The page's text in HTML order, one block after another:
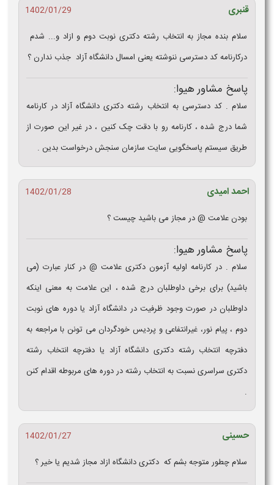
قنبری
1402/01/29
سلام بنده مجاز به انتخاب رشته دکتری نوبت دوم و ازاد و... شدم
درکارنامه کد دسترسی ننوشته یعنی امسال دانشگاه آزاد جذب ندارن ؟
پاسخ مشاور هیوا:
سلام . کد دسترسی به انتخاب رشته دکتری دانشگاه آزاد در کارنامه
شما درج شده ، کارنامه رو با دقت چک کنین ، در غیر این صورت از
طریق سیستم پاسخگویی سایت سازمان سنجش درخواست بدین .
احمد امیدی
1402/01/28
بودن علامت @ در مجاز می باشید چیست ؟
پاسخ مشاور هیوا:
سلام . در کارنامه اولیه آزمون دکتری علامت @ در کنار عبارت (می
باشید) برای برخی داوطلبان درج شده ، این علامت به معنی اینکه
داوطلبان در صورت وجود ظرفیت در دانشگاه آزاد یا دوره ھای نوبت
دوم ، پیام نور، غیرانتفاعی و پردیس خودگردان می تونن با مراجعه به
دفترچه انتخاب رشته دکتری دانشگاه آزاد یا دفترچه انتخاب رشته
دکتری سراسری نسبت به انتخاب رشته در دوره های مربوطه اقدام کنن
.
حسینی
1402/01/27
سلام چطور متوجه بشم که دکتری دانشگاه ازاد مجاز شدیم یا خیر ؟